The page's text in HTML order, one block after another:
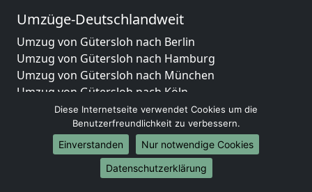
Umzüge-Deutschlandweit
Umzug von Gütersloh nach Berlin
Umzug von Gütersloh nach Hamburg
Umzug von Gütersloh nach München
Umzug von Gütersloh nach Köln
Umzug von Gütersloh nach Frankfurt am Main
Umzug von Gütersloh nach Stuttgart
Umzug von Gütersloh nach Düsseldorf
Umzug von Gütersloh nach Leipzig
Umzug von Gütersloh nach Dortmund
Diese Internetseite verwendet Cookies um die
Benutzerfreundlichkeit zu verbessern.
Einverstanden
Nur notwendige Cookies
Datenschutzerklärung